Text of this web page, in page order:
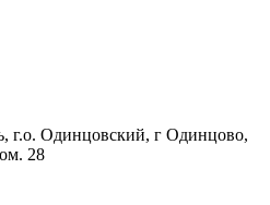
г.о. Одинцовский, г Одинцово,
28